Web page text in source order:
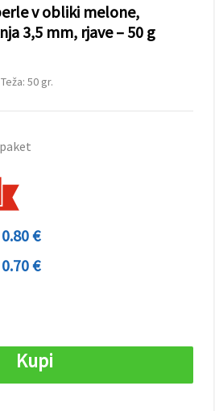
v obliki melone,
3,5 mm, rjave – 50 g
Teža: 50 gr.
0.80 €
0.70 €
Kupi